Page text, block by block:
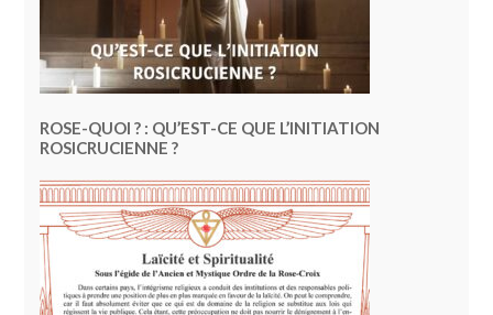
ROSE-QUOI ? : QU’EST-CE QUE L’INITIATION
ROSICRUCIENNE ?